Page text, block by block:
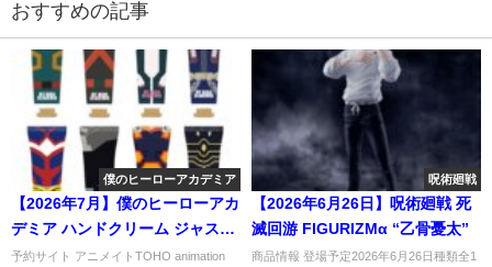
おすすめの記事
僕のヒーローアカデミア
【2026年7月】僕のヒーローアカ
デミア ハンドクリーム ジャスミ
ンの香り
予約サイト アニメイトTOHO animation
呪術廻戦
【2026年6月26日】呪術廻戦 死
滅回游 FIGURIZMα “乙骨憂太”
商品情報 登場予定2026年6月26日種類全1